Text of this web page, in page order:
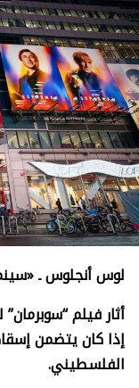
لوس أنجلوس ـ
أثار فيلم
إذا كان يتضمن
الفلسطيني.